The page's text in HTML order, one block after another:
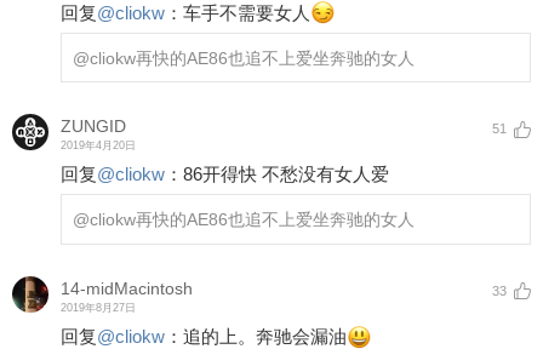
回复@cliokw ： 车手不需要女人
@cliokw再快的AE86也追不上爱坐奔驰的女人
ZUNGID
2019年4月20日
51
回复@cliokw ： 86开得快 不愁没有女人爱
@cliokw再快的AE86也追不上爱坐奔驰的女人
14-midMacintosh
2019年8月27日
33
回复@cliokw ： 追的上。奔驰会漏油